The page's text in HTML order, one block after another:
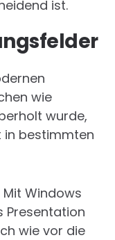
ist.
wie
wurde,
in bestimmten
Mit Windows
Presentation
wie vor die